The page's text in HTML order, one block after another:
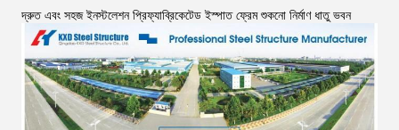
দ্রুত এবং সহজ ইনস্টলেশন প্রিফ্যাব্রিকেটেড ইস্পাত ফ্রেম শুকনো নির্মাণ ধাতু ভবন